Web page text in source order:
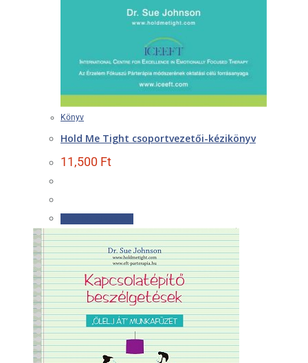
Könyv
Hold Me Tight csoportvezetői-kézikönyv
11,500 Ft